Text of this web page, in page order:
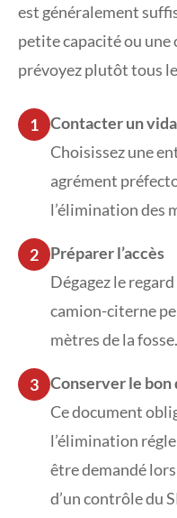
est généralement
petite capacité ou
prévoyez plutôt tous
1 Contacter un
Choisissez une
agrément
l’élimination des
2
Préparer l’accès
Dégagez le
camion-citerne
mètres de la fosse.
3 Conserver le bon
Ce document
l’élimination
être demandé
d’un contrôle du